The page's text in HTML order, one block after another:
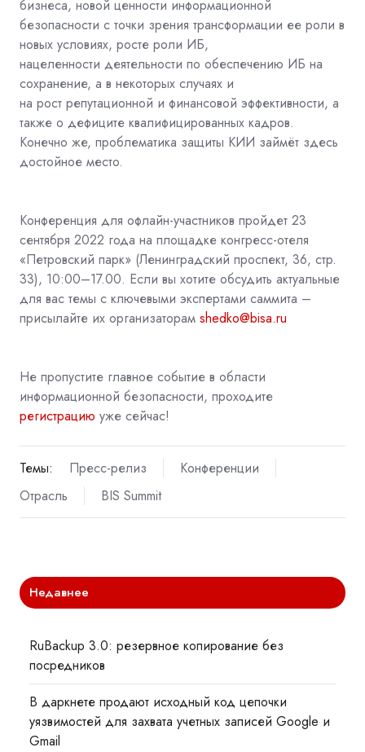
бизнеса, новой ценности информационной
безопасности с точки зрения трансформации ее роли в
новых условиях, росте роли ИБ,
нацеленности деятельности по обеспечению ИБ на
сохранение, а в некоторых случаях и
на рост репутационной и финансовой эффективности, а
также о дефиците квалифицированных кадров.
Конечно же, проблематика защиты КИИ займёт здесь
достойное место.
Конференция для офлайн-участников пройдет 23
сентября 2022 года на площадке конгресс-отеля
«Петровский парк» (Ленинградский проспект, 36, стр.
33), 10:00–17.00. Если вы хотите обсудить актуальные
для вас темы с ключевыми экспертами саммита –
присылайте их организаторам shedko@bisa.ru
Не пропустите главное событие в области
информационной безопасности, проходите
регистрацию уже сейчас!
Темы: Пресс-релиз
Конференции
Отрасль
BIS Summit
Недавнее
RuBackup 3.0: резервное копирование без
посредников
В даркнете продают исходный код цепочки
уязвимостей для захвата учетных записей Google и
Gmail